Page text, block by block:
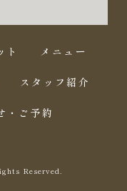
ト メニュー
スタッフ紹介
・ご予約
Reserved.